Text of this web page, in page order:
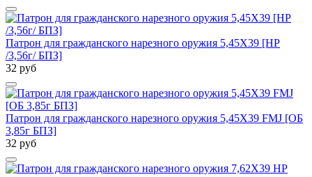
Патрон для гражданского нарезного оружия 5,45Х39 [HP
/3,56г/ БПЗ]
32 руб
Патрон для гражданского нарезного оружия 5,45Х39 FMJ [ОБ
3,85г БПЗ]
32 руб